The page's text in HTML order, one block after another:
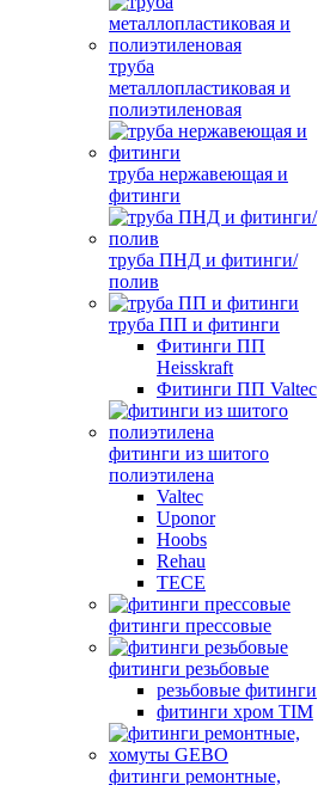
труба
металлопластиковая и
полиэтиленовая
труба нержавеющая и
фитинги
труба ПНД и фитинги/
полив
труба ПП и фитинги
Фитинги ПП
Heisskraft
Фитинги ПП Valtec
фитинги из шитого
полиэтилена
Valtec
Uponor
Hoobs
Rehau
TECE
фитинги прессовые
фитинги резьбовые
резьбовые фитинги
фитинги хром TIM
фитинги ремонтные,